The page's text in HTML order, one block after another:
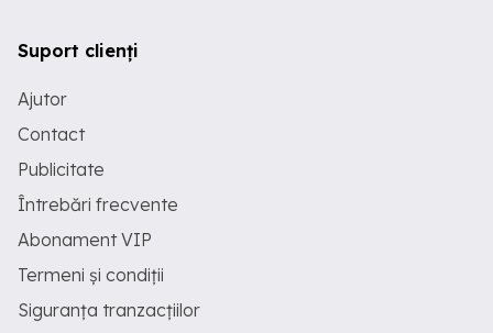
Suport clienți
Ajutor
Contact
Publicitate
Întrebări frecvente
Abonament VIP
Termeni și condiții
Siguranța tranzacțiilor